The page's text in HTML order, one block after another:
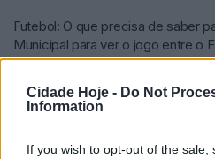
Cidade Hoje - Do Not
Information
If you wish to opt-out of the
Futebol: O que precisa de saber
Municipal para ver o jogo entre o
B SAD
CIDADE HOJE 27 DE DEZEMBRO, 2021